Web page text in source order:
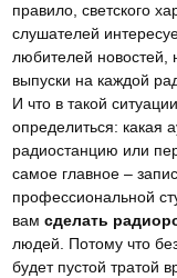
правило, светского
слушателей
любителей новостей,
выпуски на каждой
И что в такой
определиться: какая
радиостанцию или
самое главное –
профессиональной
вамсделать
людей. Потому что
будет пустой тратой